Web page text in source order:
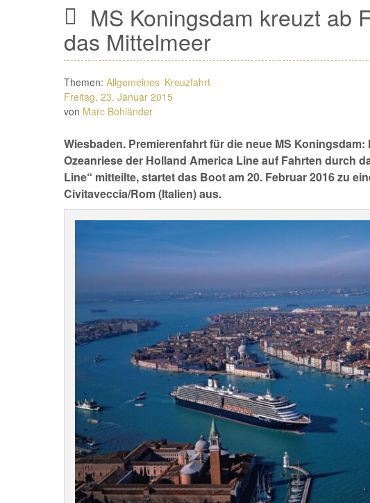
MS Koningsdam kreuzt ab
das Mittelmeer
Themen: Allgemeines Kreuzfahrt
Freitag, 23. Januar 2015
von Marc Bohländer
Wiesbaden. Premierenfahrt für die neue MS
Ozeanriese der Holland America Line auf Fahrten durch
Line“ mitteilte, startet das Boot am 20. Februar 2016 zu
Civitaveccia/Rom (Italien) aus.